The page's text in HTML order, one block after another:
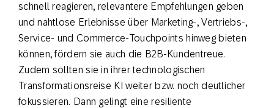
schnell reagieren, relevantere Empfehlungen geben
und nahtlose Erlebnisse über Marketing-, Vertriebs-,
Service- und Commerce-Touchpoints hinweg bieten
können, fördern sie auch die B2B-Kundentreue.
Zudem sollten sie in ihrer technologischen
Transformationsreise KI weiter bzw. noch deutlicher
fokussieren. Dann gelingt eine resiliente